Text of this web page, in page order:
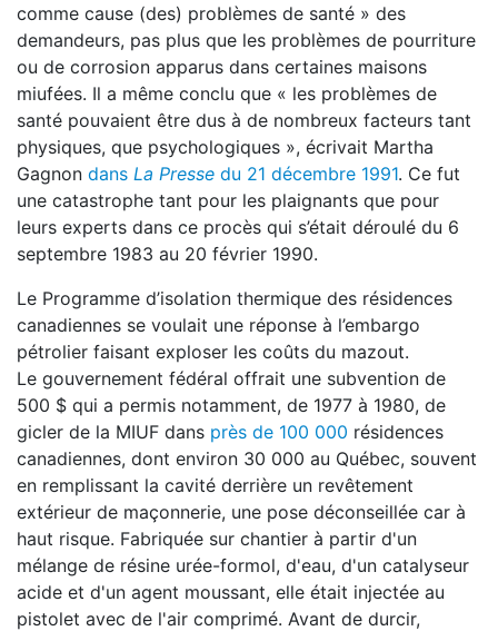
comme cause (des) problèmes de santé » des
demandeurs, pas plus que les problèmes de pourriture
ou de corrosion apparus dans certaines maisons
miufées. Il a même conclu que « les problèmes de
santé pouvaient être dus à de nombreux facteurs tant
physiques, que psychologiques », écrivait Martha
Gagnon dans La Presse du 21 décembre 1991. Ce fut
une catastrophe tant pour les plaignants que pour
leurs experts dans ce procès qui s’était déroulé du 6
septembre 1983 au 20 février 1990.
Le Programme d’isolation thermique des résidences
canadiennes se voulait une réponse à l’embargo
pétrolier faisant exploser les coûts du mazout.
Le gouvernement fédéral offrait une subvention de
500 $ qui a permis notamment, de 1977 à 1980, de
gicler de la MIUF dans près de 100 000 résidences
canadiennes, dont environ 30 000 au Québec, souvent
en remplissant la cavité derrière un revêtement
extérieur de maçonnerie, une pose déconseillée car à
haut risque. Fabriquée sur chantier à partir d'un
mélange de résine urée-formol, d'eau, d'un catalyseur
acide et d'un agent moussant, elle était injectée au
pistolet avec de l'air comprimé. Avant de durcir,